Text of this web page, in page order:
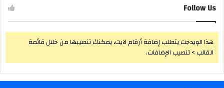
Follow Us
هذا الويدجت يتطلب إضافة أرقام لايت، يمكنك تنصيبها من خلال قائمة
القالب > تنصيب الإضافات.